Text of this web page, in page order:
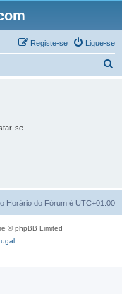
Ligue-se
Registe-se
se.
Horário do Fórum é UTC+01:00
© phpBB Limited